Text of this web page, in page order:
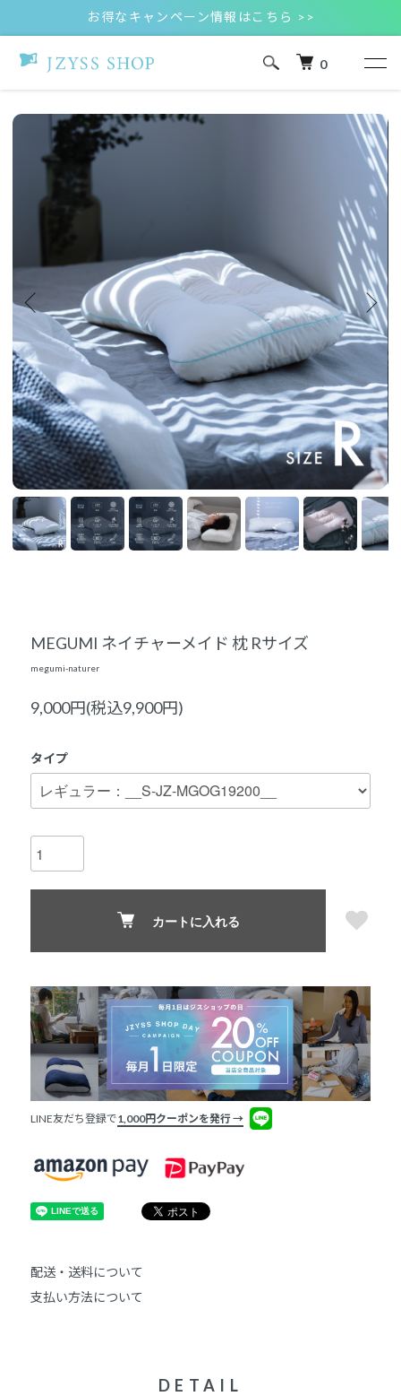
お得なキャンペーン情報はこちら >>
0
ホーム
MEGUMI ネイチャーメイド 枕 Rサイズ
megumi-naturer
9,000円(税込9,900円)
タイプ
カートに入れる
LINE友だち登録で1,000円クーポンを発行 →
配送・送料について
支払い方法について
DETAIL